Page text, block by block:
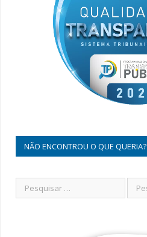
NÃO ENCONTROU O QUE QUERIA?